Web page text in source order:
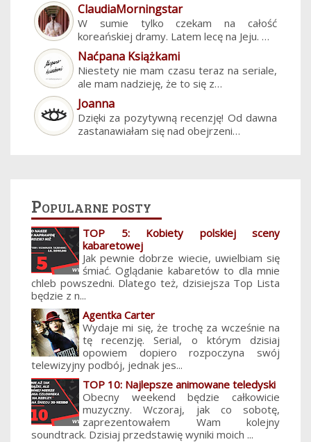
ClaudiaMorningstar
W sumie tylko czekam na całość
koreańskiej dramy. Latem lecę na Jeju. …
Naćpana Książkami
Niestety nie mam czasu teraz na seriale,
ale mam nadzieję, że to się z…
Joanna
Dzięki za pozytywną recenzję! Od dawna
zastanawiałam się nad obejrzeni…
Popularne posty
TOP 5: Kobiety polskiej sceny
kabaretowej
Jak pewnie dobrze wiecie, uwielbiam się
śmiać. Oglądanie kabaretów to dla mnie
chleb powszedni. Dlatego też, dzisiejsza Top Lista
będzie z n...
Agentka Carter
Wydaje mi się, że trochę za wcześnie na
tę recenzję. Serial, o którym dzisiaj
opowiem dopiero rozpoczyna swój
telewizyjny podbój, jednak jes...
TOP 10: Najlepsze animowane teledyski
Obecny weekend będzie całkowicie
muzyczny. Wczoraj, jak co sobotę,
zaprezentowałem Wam kolejny
soundtrack. Dzisiaj przedstawię wyniki moich ...